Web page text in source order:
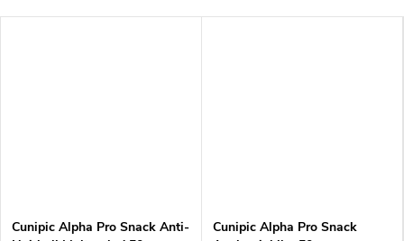
Cunipic Alpha Pro Snack Anti-
Cunipic Alpha Pro Snack